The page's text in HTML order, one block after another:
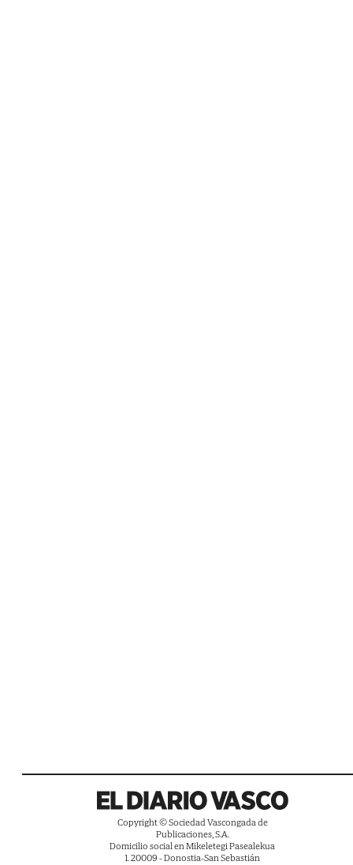
Copyright © Sociedad Vascongada de
Publicaciones, S.A.
Domicilio social en Mikeletegi Pasealekua
1. 20009 - Donostia-San Sebastián